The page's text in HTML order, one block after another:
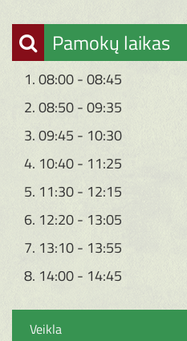
Pamokų laikas
1. 08:00 - 08:45
2. 08:50 - 09:35
3. 09:45 - 10:30
4. 10:40 - 11:25
5. 11:30 - 12:15
6. 12:20 - 13:05
7. 13:10 - 13:55
8. 14:00 - 14:45
Veikla